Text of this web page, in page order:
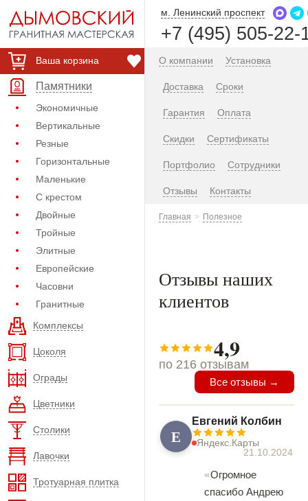
Ваша корзина
Памятники
Экономичные
Вертикальные
Резные
Горизонтальные
Маленькие
С крестом
Двойные
Тройные
Элитные
Европейские
Часовни
Гранитные
Комплексы
Цоколя
Ограды
Цветники
Столики
Лавочки
Тротуарная плитка
м. Ленинский проспект
+7 (495) 505-22-
О компании Установка
Доставка Сроки
Гарантия Оплата
Скидки Сертификаты
Портфолио Сотрудники
Отзывы Контакты
Главная Полезное
Отзывы наших
клиентов
4,9
по 216 отзывам
Все отзывы →
Е
Евгений Колбин
Яндекс.Карты
21.10.2024
Огромное
спасибо Андрею